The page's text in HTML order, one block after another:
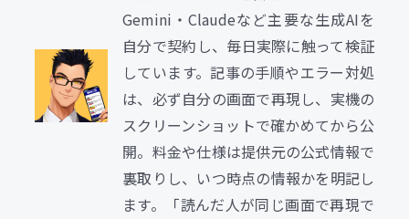
Gemini・Claudeなど主要な生成AIを
自分で契約し、毎日実際に触って検証
しています。記事の手順やエラー対処
は、必ず自分の画面で再現し、実機の
スクリーンショットで確かめてから公
開。料金や仕様は提供元の公式情報で
裏取りし、いつ時点の情報かを明記し
ます。「読んだ人が同じ画面で再現で